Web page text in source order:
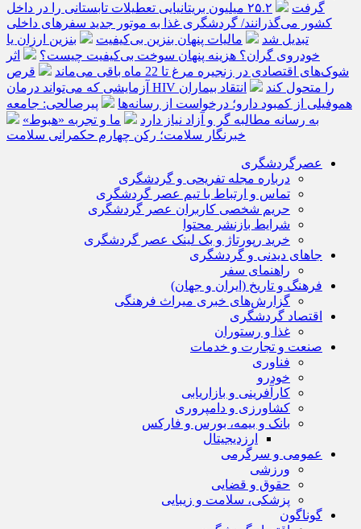
گرفت
۲۵.۲ میلیون بریتانیایی تعطیلات تابستانی را در داخل
کشور می‌گذرانند/ گردشگری غذا به موتور جدید سفرهای داخلی
تبدیل شد
مالیات پنهان بنزین بی‌کیفیت
بنزین ارزان یا
خودروی گران؟ هزینه پنهان سوخت بی‌کیفیت چیست؟
اثر
شوک‌های اقتصادی در زنجیره مرغ تا 22 ماه باقی می‌ماند
قرص
آزمایشی که می‌تواند درمان HIV را متحول کند
انتقاد بیماران
هموفیلی از کمبود دارو؛ درخواست از رسانه‌ها
پیرصالحی: جامعه
به رسانه مطالبه گر و آزاد نیاز دارد
ما و تجربه «هبوط»
خبرنگار سلامت؛ رکن چهارم حکمرانی سلامت
عصرگردشگری
درباره مجله تفریحی و گردشگری
تماس و ارتباط با تیم عصر گردشگری
حریم شخصی کاربران عصر گردشگری
شرایط بازنشر محتوا
خرید رپورتاژ و بک لینک عصر گردشگری
جاهای دیدنی و گردشگری
راهنمای سفر
فرهنگ و تاریخ (ایران و جهان)
گزارش‌های خبری میراث فرهنگی
اقتصاد گردشگری
غذا و رستوران
صنعت و تجارت و خدمات
فناوری
خودرو
کارآفرینی و بازاریابی
کشاورزی و دامپروری
بانک و بیمه، بورس و فارکس
ارزدیجیتال
عمومی و سرگرمی
ورزشی
حقوق و قضایی
پزشکی، سلامت و زیبایی
گوناگون